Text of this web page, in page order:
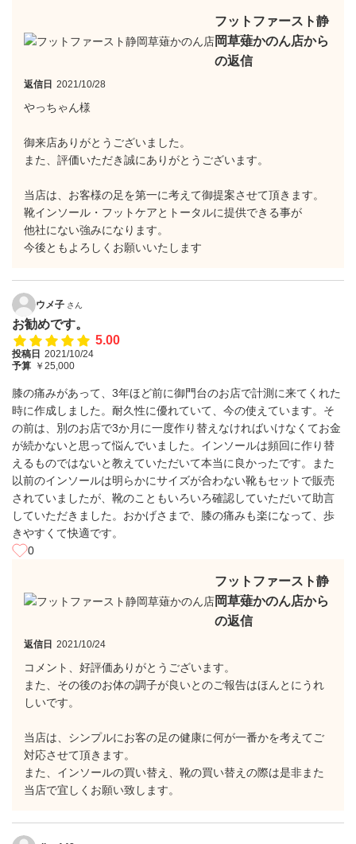
フットファースト静
岡草薙かのん店から
の返信
返信日 2021/10/28
やっちゃん様
御来店ありがとうございました。
また、評価いただき誠にありがとうございます。
当店は、お客様の足を第一に考えて御提案させて頂きます。
靴インソール・フットケアとトータルに提供できる事が
他社にない強みになります。
今後ともよろしくお願いいたします
ウメ子 さん
お勧めです。
5.00
投稿日 2021/10/24
予算 ￥25,000
膝の痛みがあって、3年ほど前に御門台のお店で計測に来てくれた
時に作成しました。耐久性に優れていて、今の使えています。そ
の前は、別のお店で3か月に一度作り替えなければいけなくてお金
が続かないと思って悩んでいました。インソールは頻回に作り替
えるものではないと教えていただいて本当に良かったです。また
以前のインソールは明らかにサイズが合わない靴もセットで販売
されていましたが、靴のこともいろいろ確認していただいて助言
していただきました。おかげさまで、膝の痛みも楽になって、歩
きやすくて快適です。
0
フットファースト静
岡草薙かのん店から
の返信
返信日 2021/10/24
コメント、好評価ありがとうございます。
また、その後のお体の調子が良いとのご報告はほんとにうれ
しいです。
当店は、シンプルにお客の足の健康に何が一番かを考えてご
対応させて頂きます。
また、インソールの買い替え、靴の買い替えの際は是非また
当店で宜しくお願い致します。